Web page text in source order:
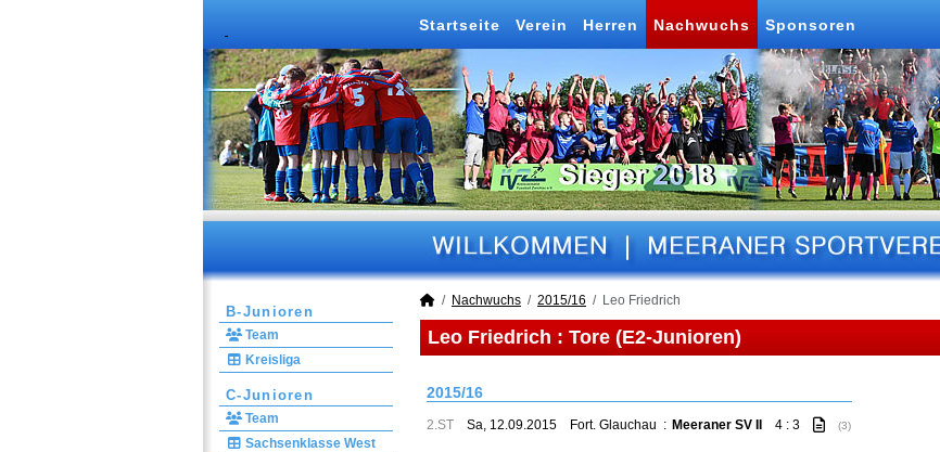
Startseite Verein Herren Nachwuchs Sponsoren
B-Junioren
Team
Kreisliga
C-Junioren
Team
Sachsenklasse West
Nachwuchs 2015/16 Leo Friedrich
Leo Friedrich : Tore (E2-Junioren)
2015/16
2.ST Sa, 12.09.2015 Fort. Glauchau : Meeraner SV II 4 : 3 (3)